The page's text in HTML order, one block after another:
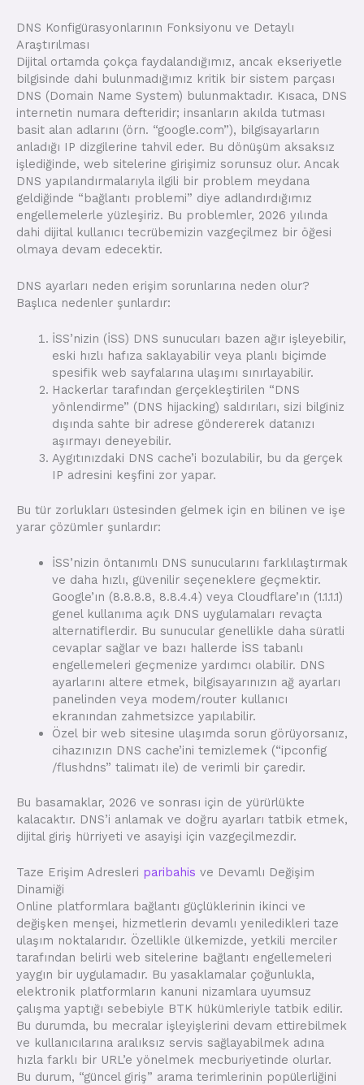
DNS Konfigürasyonlarının Fonksiyonu ve Detaylı
Araştırılması
Dijital ortamda çokça faydalandığımız, ancak ekseriyetle
bilgisinde dahi bulunmadığımız kritik bir sistem parçası
DNS (Domain Name System) bulunmaktadır. Kısaca, DNS
internetin numara defteridir; insanların akılda tutması
basit alan adlarını (örn. “google.com”), bilgisayarların
anladığı IP dizgilerine tahvil eder. Bu dönüşüm aksaksız
işlediğinde, web sitelerine girişimiz sorunsuz olur. Ancak
DNS yapılandırmalarıyla ilgili bir problem meydana
geldiğinde “bağlantı problemi” diye adlandırdığımız
engellemelerle yüzleşiriz. Bu problemler, 2026 yılında
dahi dijital kullanıcı tecrübemizin vazgeçilmez bir öğesi
olmaya devam edecektir.
DNS ayarları neden erişim sorunlarına neden olur?
Başlıca nedenler şunlardır:
İSS’nizin (İSS) DNS sunucuları bazen ağır işleyebilir,
eski hızlı hafıza saklayabilir veya planlı biçimde
spesifik web sayfalarına ulaşımı sınırlayabilir.
Hackerlar tarafından gerçekleştirilen “DNS
yönlendirme” (DNS hijacking) saldırıları, sizi bilginiz
dışında sahte bir adrese göndererek datanızı
aşırmayı deneyebilir.
Aygıtınızdaki DNS cache’i bozulabilir, bu da gerçek
IP adresini keşfini zor yapar.
Bu tür zorlukları üstesinden gelmek için en bilinen ve işe
yarar çözümler şunlardır:
İSS’nizin öntanımlı DNS sunucularını farklılaştırmak
ve daha hızlı, güvenilir seçeneklere geçmektir.
Google’ın (8.8.8.8, 8.8.4.4) veya Cloudflare’ın (1.1.1.1)
genel kullanıma açık DNS uygulamaları revaçta
alternatiflerdir. Bu sunucular genellikle daha süratli
cevaplar sağlar ve bazı hallerde İSS tabanlı
engellemeleri geçmenize yardımcı olabilir. DNS
ayarlarını altere etmek, bilgisayarınızın ağ ayarları
panelinden veya modem/router kullanıcı
ekranından zahmetsizce yapılabilir.
Özel bir web sitesine ulaşımda sorun görüyorsanız,
cihazınızın DNS cache’ini temizlemek (“ipconfig
/flushdns” talimatı ile) de verimli bir çaredir.
Bu basamaklar, 2026 ve sonrası için de yürürlükte
kalacaktır. DNS’i anlamak ve doğru ayarları tatbik etmek,
dijital giriş hürriyeti ve asayişi için vazgeçilmezdir.
Taze Erişim Adresleri paribahis ve Devamlı Değişim
Dinamiği
Online platformlara bağlantı güçlüklerinin ikinci ve
değişken menşei, hizmetlerin devamlı yeniledikleri taze
ulaşım noktalarıdır. Özellikle ülkemizde, yetkili merciler
tarafından belirli web sitelerine bağlantı engellemeleri
yaygın bir uygulamadır. Bu yasaklamalar çoğunlukla,
elektronik platformların kanuni nizamlara uyumsuz
çalışma yaptığı sebebiyle BTK hükümleriyle tatbik edilir.
Bu durumda, bu mecralar işleyişlerini devam ettirebilmek
ve kullanıcılarına aralıksız servis sağlayabilmek adına
hızla farklı bir URL’e yönelmek mecburiyetinde olurlar.
Bu durum, “güncel giriş” arama terimlerinin popülerliğini